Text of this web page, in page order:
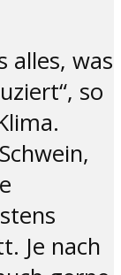
alles, was
so
Je nach